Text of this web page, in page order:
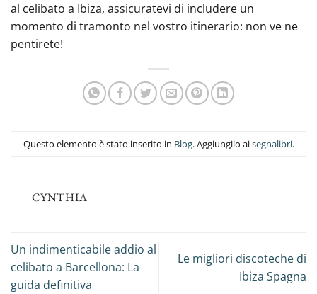
al celibato a Ibiza, assicuratevi di includere un
momento di tramonto nel vostro itinerario: non ve ne
pentirete!
Questo elemento è stato inserito in Blog. Aggiungilo aisegnalibri.
CYNTHIA
Un indimenticabile addio al
celibato a Barcellona: La
guida definitiva
Le migliori discoteche di
Ibiza Spagna